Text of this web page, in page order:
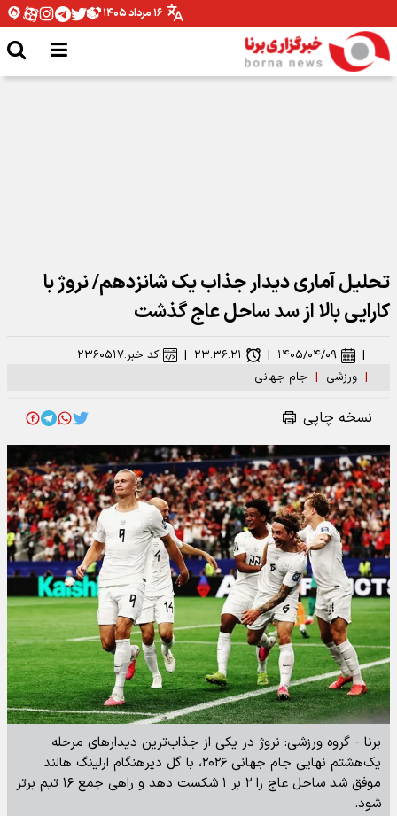
۱۶ مرداد ۱۴۰۵
تحلیل آماری دیدار جذاب یک شانزدهم/ نروژ با
کارایی بالا از سد ساحل عاج گذشت
| ورزشی | جام جهانی
| ۱۴۰۵/۰۴/۰۹ | ۲۳:۳۶:۲۱ | کد خبر:۲۳۶۰۵۱۷
نسخه چاپی
برنا - گروه ورزشی: نروژ در یکی از جذاب‌ترین دیدارهای مرحله
یک‌هشتم نهایی جام جهانی ۲۰۲۶، با گل دیرهنگام ارلینگ هالند
موفق شد ساحل عاج را ۲ بر ۱ شکست دهد و راهی جمع ۱۶ تیم برتر
شود.